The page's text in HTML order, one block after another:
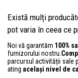
Există mulți
pot varia în ceea ce
Noi vă garantăm 100%
furnizorului nostru.
parcursul activității sale
ating același nivel de